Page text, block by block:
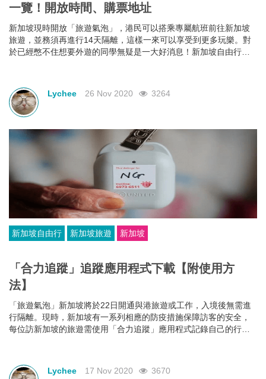
一覽！開放時間、購票地址
新加坡現時開放「旅遊氣泡」，港民可以搭乘專屬航班前往新加坡
旅遊，並務須再進行14天隔離，這樣一來可以享受到更多玩樂。對
於已經憋不住想要外遊的同學無疑是一大好消息！新加坡自由行亦
Lychee
26 Nov 2020 3264
新加坡自由行 新加坡旅遊 新加坡
「合力追蹤」追蹤應用程式下載【附使用方
法】
「旅遊氣泡」新加坡將於22日開通與港旅遊或工作，入境後無需進
行隔離。現時，新加坡有一系列相應的防疫措施保障訪客的安全，
每位訪新加坡的旅遊需使用「合力追蹤」應用程式記錄自己的行
Lychee 17 Nov 2020 3670